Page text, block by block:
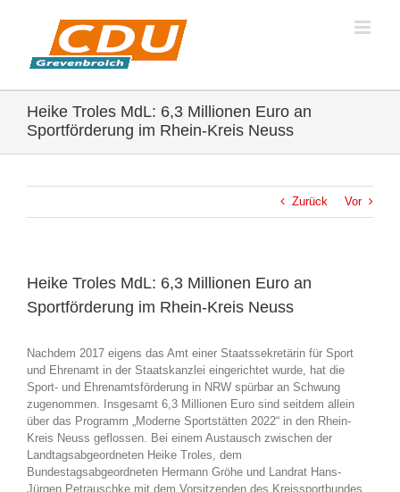
Heike Troles MdL: 6,3 Millionen Euro an
Sportförderung im Rhein-Kreis Neuss
Zurück Vor
Heike Troles MdL: 6,3 Millionen Euro an
Sportförderung im Rhein-Kreis Neuss
Nachdem 2017 eigens das Amt einer Staatssekretärin für Sport
und Ehrenamt in der Staatskanzlei eingerichtet wurde, hat die
Sport- und Ehrenamtsförderung in NRW spürbar an Schwung
zugenommen. Insgesamt 6,3 Millionen Euro sind seitdem allein
über das Programm „Moderne Sportstätten 2022“ in den Rhein-
Kreis Neuss geflossen. Bei einem Austausch zwischen der
Landtagsabgeordneten Heike Troles, dem
Bundestagsabgeordneten Hermann Gröhe und Landrat Hans-
Jürgen Petrauschke mit dem Vorsitzenden des Kreissportbundes